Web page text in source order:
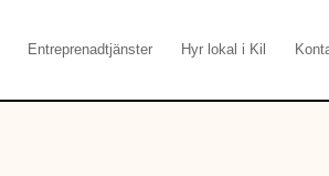
Entreprenadtjänster Hyr lokal i Kil